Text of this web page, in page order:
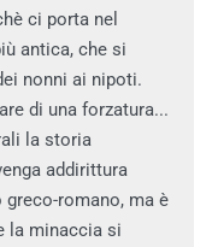
ci porta nel
antica, che si
nonni ai nipoti.
di una forzatura...
la storia
addirittura
romano, ma è
la minaccia si